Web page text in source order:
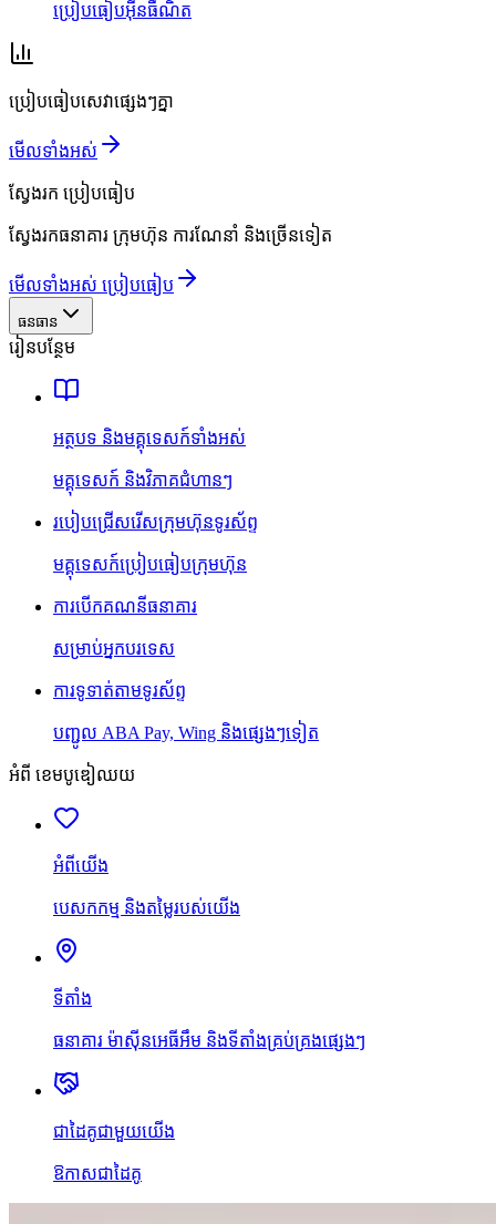
ប្រៀបធៀបអ៊ីនធឺណិត
ប្រៀបធៀបសេវាផ្សេងៗគ្នា
មើលទាំងអស់
ស្វែងរក ប្រៀបធៀប
ស្វែងរកធនាគារ ក្រុមហ៊ុន ការណែនាំ និងច្រើនទៀត
មើលទាំងអស់ ប្រៀបធៀប
ធនធាន
រៀនបន្ថែម
អត្ថបទ និងមគ្គុទេសក៍ទាំងអស់
មគ្គុទេសក៍ និងវិភាគជំហានៗ
របៀបជ្រើសរើសក្រុមហ៊ុនទូរស័ព្ទ
មគ្គុទេសក៍ប្រៀបធៀបក្រុមហ៊ុន
ការបើកគណនីធនាគារ
សម្រាប់អ្នកបរទេស
ការទូទាត់តាមទូរស័ព្ទ
បញ្ជូល ABA Pay, Wing និងផ្សេងៗទៀត
អំពី ខេមបូឌៀឈយ
អំពីយើង
បេសកកម្ម និងតម្លៃរបស់យើង
ទីតាំង
ធនាគារ ម៉ាស៊ីនអេធីអឹម និងទីតាំងគ្រប់គ្រងផ្សេងៗ
ជាដៃគូជាមួយយើង
ឱកាសជាដៃគូ